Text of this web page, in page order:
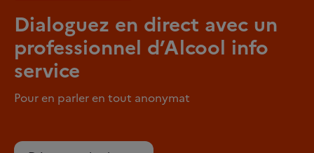
Dialoguez en direct avec un
professionnel d’Alcool info
service
Pour en parler en tout anonymat